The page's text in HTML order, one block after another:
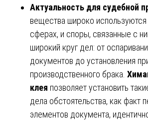
Актуальность для судебной
вещества широко используются
сферах, и споры, связанные с
широкий круг дел: от
документов до установления
производственного брака.
клея позволяет установить
дела обстоятельства, как факт
элементов документа,